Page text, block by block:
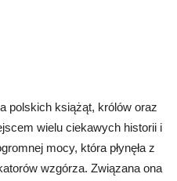
polskich książąt, królów oraz
wielu ciekawych historii i
mocy, która płynęła z
wzgórza. Związana ona